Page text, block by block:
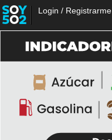
Login / Registrarme